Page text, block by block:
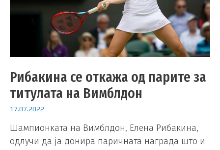
Рибакина се откажа од парите за
титулата на Вимблдон
17.07.2022
Шампионката на Вимблдон, Eлена Рибакина,
одлучи да ја донира паричната награда што и